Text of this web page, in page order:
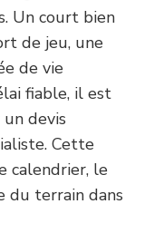
Un court bien
de jeu, une
de vie
fiable, il est
devis
Cette
calendrier, le
du terrain dans